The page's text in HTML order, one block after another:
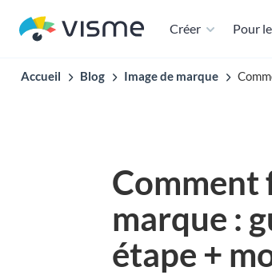
Créer Pour
Accueil Blog Image de marque
Comment
marque :
étape +